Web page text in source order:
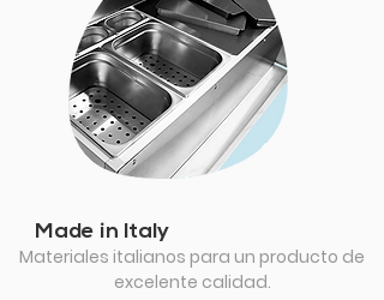
Made in Italy
Materiales italianos para un producto de
excelente calidad.